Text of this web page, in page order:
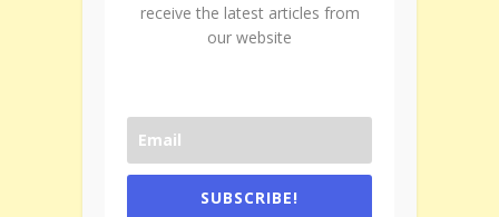
receive the latest articles from
our website
SUBSCRIBE!